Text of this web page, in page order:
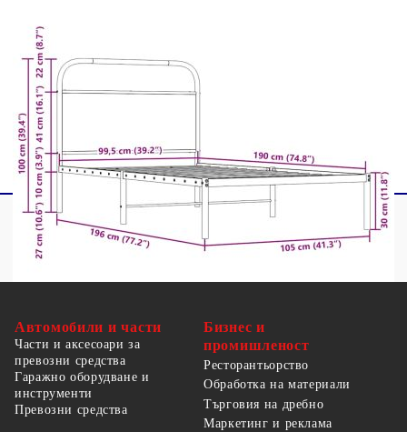
С табла за глава
Необходим е монтаж
Автомобили и части
Части и аксесоари за
превозни средства
Гаражно оборудване и
инструменти
Превозни средства
Бизнес и
промишленост
Ресторантьорство
Обработка на материали
Търговия на дребно
Маркетинг и реклама